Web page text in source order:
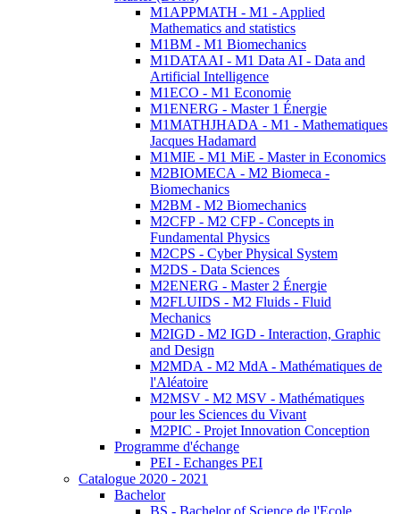
M1APPMATH - M1 - Applied
Mathematics and statistics
M1BM - M1 Biomechanics
M1DATAAI - M1 Data AI - Data and
Artificial Intelligence
M1ECO - M1 Economie
M1ENERG - Master 1 Énergie
M1MATHJHADA - M1 - Mathematiques
Jacques Hadamard
M1MIE - M1 MiE - Master in Economics
M2BIOMECA - M2 Biomeca -
Biomechanics
M2BM - M2 Biomechanics
M2CFP - M2 CFP - Concepts in
Fundamental Physics
M2CPS - Cyber Physical System
M2DS - Data Sciences
M2ENERG - Master 2 Énergie
M2FLUIDS - M2 Fluids - Fluid
Mechanics
M2IGD - M2 IGD - Interaction, Graphic
and Design
M2MDA - M2 MdA - Mathématiques de
l'Aléatoire
M2MSV - M2 MSV - Mathématiques
pour les Sciences du Vivant
M2PIC - Projet Innovation Conception
Programme d'échange
PEI - Echanges PEI
Catalogue 2020 - 2021
Bachelor
BS - Bachelor of Science de l'Ecole